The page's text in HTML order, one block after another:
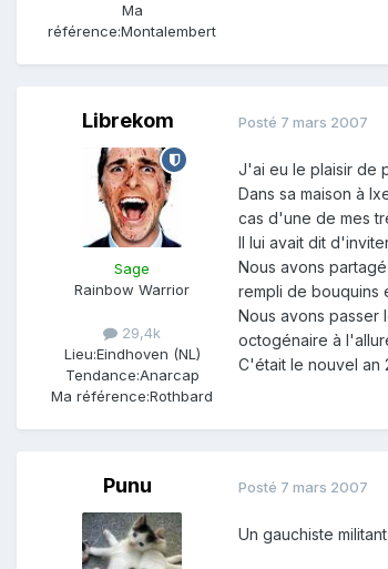
Ma
référence:Montalembert
Librekom
Sage
Rainbow Warrior
29,4k
Lieu:Eindhoven (NL)
Tendance:Anarcap
Ma référence:Rothbard
Posté 7 mars 2007
J'ai eu le plaisir de
Dans sa maison à
cas d'une de mes
Il lui avait dit
Nous avons
rempli de bouquins
Nous avons passer
octogénaire à
C'était le nouvel an
Punu Posté 7 mars 2007
Un gauchiste